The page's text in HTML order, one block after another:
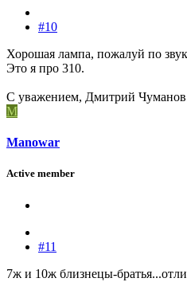
#10
Хорошая лампа, пожалуй по
Это я про 310.
С уважением, Дмитрий
M
Manowar
Active member
#11
7ж и 10ж близнецы-